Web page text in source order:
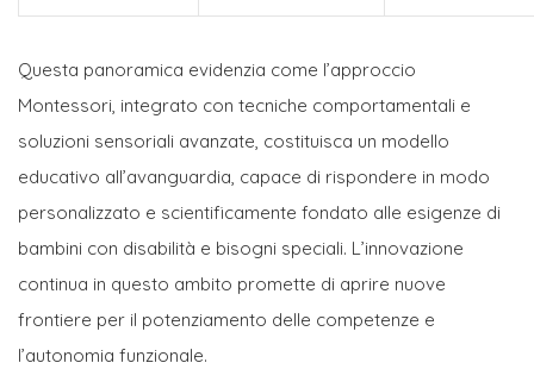
Questa panoramica evidenzia come l’approccio
Montessori, integrato con tecniche comportamentali e
soluzioni sensoriali avanzate, costituisca un modello
educativo all’avanguardia, capace di rispondere in modo
personalizzato e scientificamente fondato alle esigenze di
bambini con disabilità e bisogni speciali. L’innovazione
continua in questo ambito promette di aprire nuove
frontiere per il potenziamento delle competenze e
l’autonomia funzionale.